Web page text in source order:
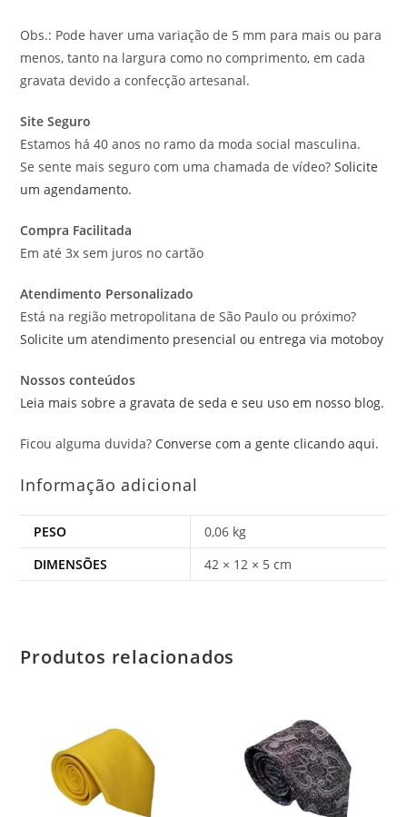
Obs.: Pode haver uma variação de 5 mm para mais ou para
menos, tanto na largura como no comprimento, em cada
gravata devido a confecção artesanal.
Site Seguro
Estamos há 40 anos no ramo da moda social masculina.
Se sente mais seguro com uma chamada de vídeo?Solicite
um agendamento.
Compra Facilitada
Em até 3x sem juros no cartão
Atendimento Personalizado
Está na região metropolitana de São Paulo ou próximo?
Solicite um atendimento presencial ou entrega via motoboy
Nossos conteúdos
Leia mais sobre a gravata de seda e seu uso em nosso blog.
Ficou alguma duvida? Converse com a gente clicando aqui.
Informação adicional
PESO
0,06 kg
DIMENSÕES
42 × 12 × 5 cm
Produtos relacionados